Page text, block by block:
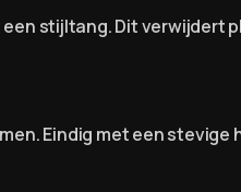
stijltang. Dit verwijdert
Eindig met een stevige